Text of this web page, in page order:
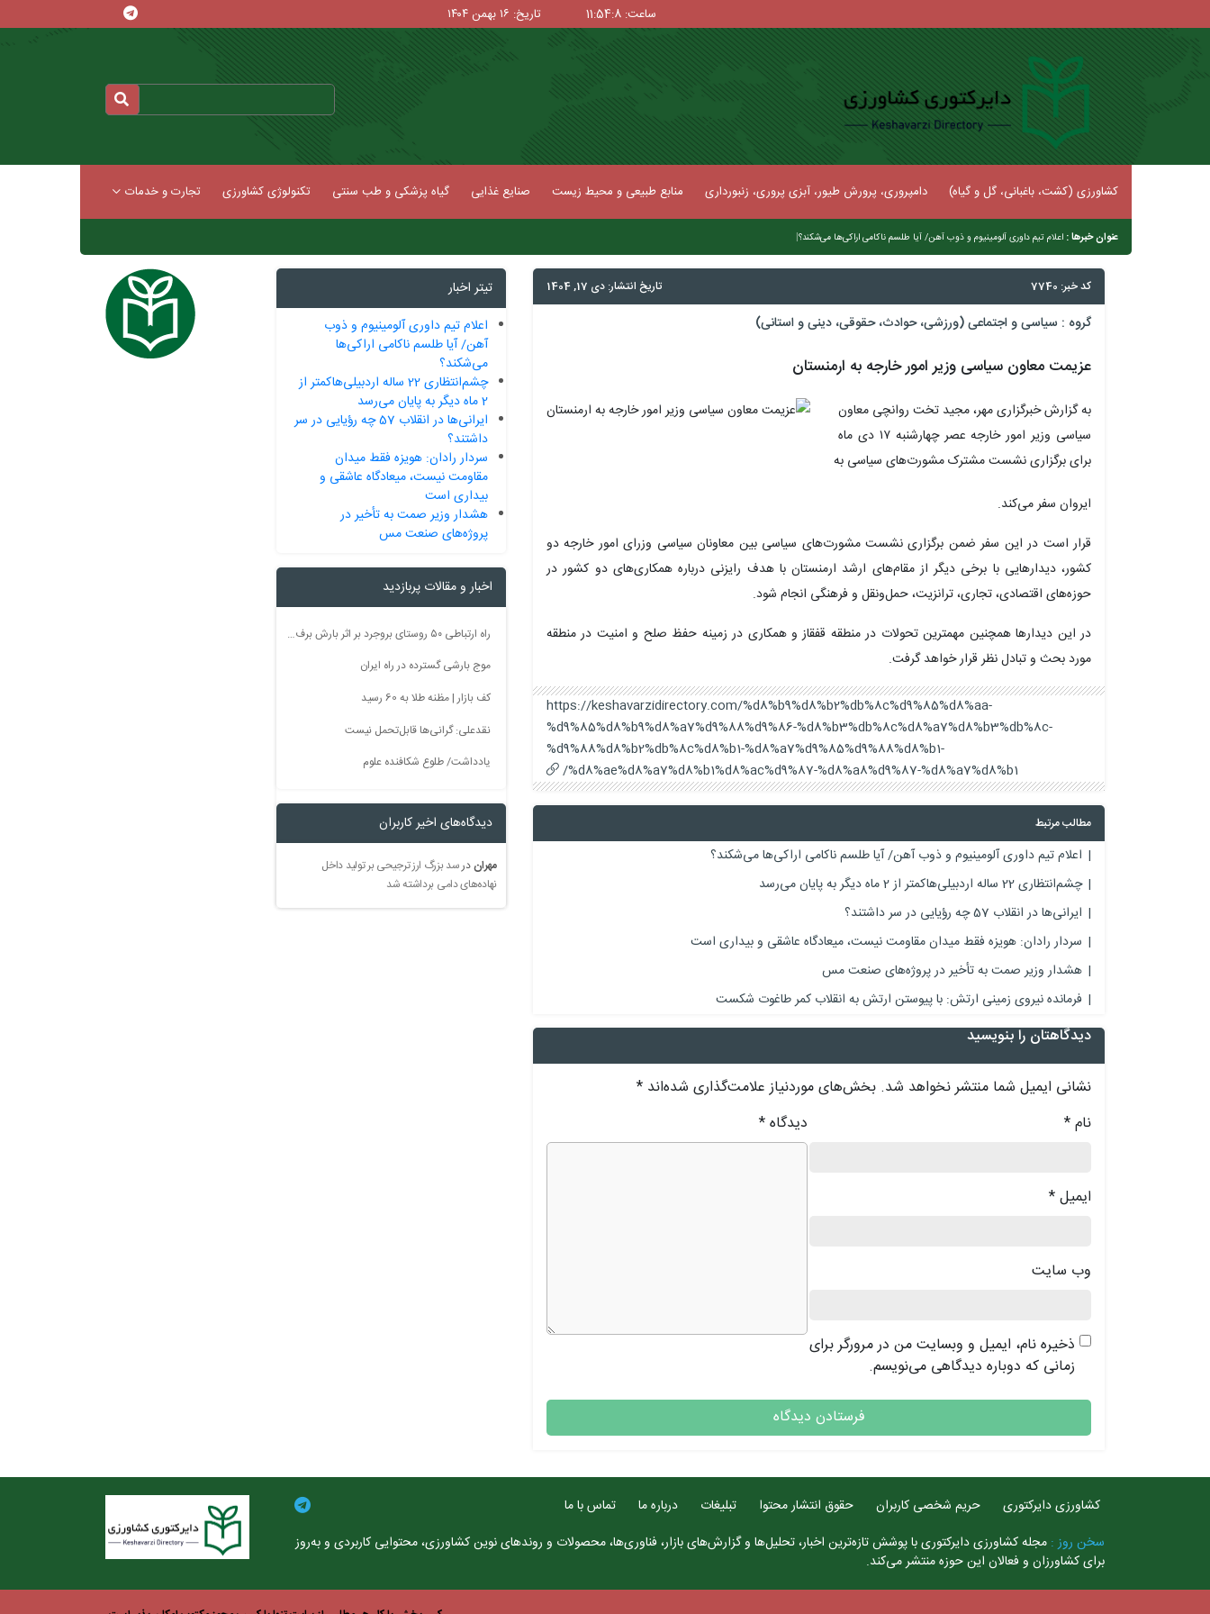
ساعت: 11:54:9 تاریخ: ۱۶ بهمن ۱۴۰۴
کشاورزی (کشت، باغبانی، گل و گیاه) دامپروری، پرورش طیور، آبزی پروری، زنبورداری منابع طبیعی و محیط زیست صنایع غذایی گیاه پزشکی و طب سنتی تکنولوژی کشاورزی تجارت و خدمات
عنوان خبرها : اعلام تیم داوری آلومینیوم و ذوب آهن/ آیا طلسم ناکامی اراکی‌ها می‌شکند؟<
کد خبر: 7740 تاریخ انتشار: دی 17, 1404
گروه : سیاسی و اجتماعی (ورزشی، حوادث، حقوقی، دینی و استانی)
عزیمت معاون سیاسی وزیر امور خارجه به ارمنستان
به گزارش خبرگزاری مهر، مجید تخت روانچی معاون
سیاسی وزیر امور خارجه عصر چهارشنبه ۱۷ دی ماه
برای برگزاری نشست مشترک مشورت‌های سیاسی به
ایروان سفر می‌کند.
قرار است در این سفر ضمن برگزاری نشست مشورت‌های سیاسی بین معاونان سیاسی وزرای امور خارجه دو
کشور، دیدارهایی با برخی دیگر از مقام‌های ارشد ارمنستان با هدف رایزنی درباره همکاری‌های دو کشور در
حوزه‌های اقتصادی، تجاری، ترانزیت، حمل‌ونقل و فرهنگی انجام شود.
در این دیدارها همچنین مهمترین تحولات در منطقه قفقاز و همکاری در زمینه حفظ صلح و امنیت در منطقه
موردبحث و تبادل نظرقرار خواهد گرفت.
https://keshavarzidirectory.com/%d8%b9%d8%b2%db%8c%d9%85%d8%aa-
%d9%85%d8%b9%d8%a7%d9%88%d9%86-%d8%b3%db%8c%d8%a7%d8%b3%db%8c-
%d9%88%d8%b2%db%8c%d8%b1-%d8%a7%d9%85%d9%88%d8%b1-
%d8%ae%d8%a7%d8%b1%d8%ac%d9%87-%d8%a8%d9%87-%d8%a7%d8%b1/
مطالب مرتبط
اعلام تیم داوری آلومینیوم و ذوب آهن/ آیا طلسم ناکامی اراکی‌ها می‌شکند؟
چشم‌انتظاری 22 ساله اردبیلی‌هاکمتر از 2 ماه دیگر به پایان می‌رسد
ایرانی‌ها در انقلاب 57 چه رؤیایی در سر داشتند؟
سردار رادان: هویزه فقط میدان مقاومت نیست، میعادگاه عاشقی و بیداری است
هشدار وزیر صمت به تأخیر در پروژه‌های صنعت مس
فرمانده نیروی زمینی ارتش: با پیوستن ارتش به انقلاب کمر طاغوت شکست
دیدگاهتان را بنویسید
نشانی ایمیل شما منتشر نخواهد شد. بخش‌های موردنیاز علامت‌گذاری شده‌اند *
دیدگاه* نام*
ایمیل*
وب‌ سایت
ذخیره نام، ایمیل و وبسایت من در مرورگر برای
زمانی که دوباره دیدگاهی می‌نویسم.
تیتر اخبار
اعلام تیم داوری آلومینیوم و ذوب
آهن/ آیا طلسم ناکامی اراکی‌ها
می‌شکند؟
چشم‌انتظاری 22 ساله اردبیلی‌هاکمتر از
2 ماه دیگر به پایان می‌رسد
ایرانی‌ها در انقلاب 57 چه رؤیایی در سر
داشتند؟
سردار رادان: هویزه فقط میدان
مقاومت نیست، میعادگاه عاشقی و
بیداری است
هشدار وزیر صمت به تأخیر در
پروژه‌های صنعت مس
اخبار و مقالات پربازدید
راه ارتباطی ۵۰ روستای بروجرد بر اثر بارش برف مسدود شد
موج بارشی گسترده در راه ایران
کف بازار | مظنه طلا به 60 رسید
نقدعلی: گرانی‌ها قابل‌تحمل نیست
یادداشت/ طلوع شکافنده علوم
دیدگاه‌های اخیر کاربران
مهراندرسد بزرگ ارز ترجیحی بر تولید داخل
نهاده‌های دامی برداشته شد
کشاورزی دایرکتوری حریم شخصی کاربران حقوق انتشار محتوا تبلیغات درباره ما
تماس با ما
سخن روز : مجله کشاورزی دایرکتوری با پوشش تازه‌ترین اخبار، تحلیل‌ها و گزارش‌های بازار، فناوری‌ها، محصولات و روندهای نوین کشاورزی، محتوایی کاربردی و به‌روز
برای کشاورزان و فعالان این حوزه منتشر می‌کند.